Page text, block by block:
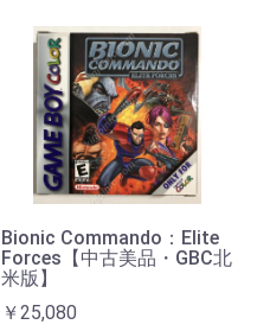
Bionic Commando：Elite
Forces【中古美品・GBC北
米版】
￥25,080
カートへ進む